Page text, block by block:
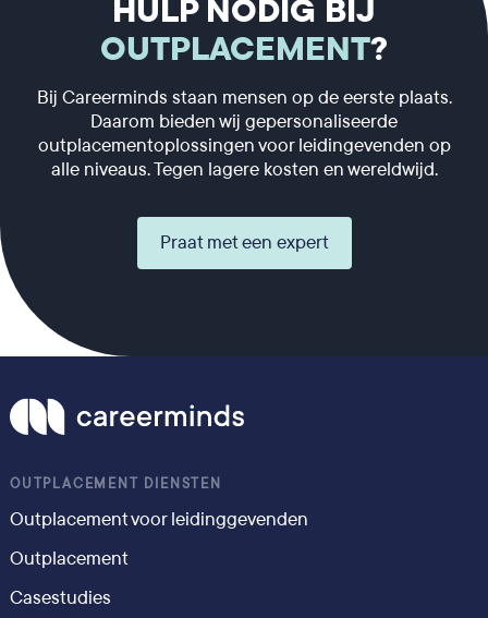
HULP NODIG BIJ
OUTPLACEMENT?
Bij Careerminds staan mensen op de eerste plaats.
Daarom bieden wij gepersonaliseerde
outplacementoplossingen voor leidingevenden op
alle niveaus. Tegen lagere kosten en wereldwijd.
Praat met een expert
OUTPLACEMENT DIENSTEN
Outplacement voor leidinggevenden
Outplacement
Casestudies